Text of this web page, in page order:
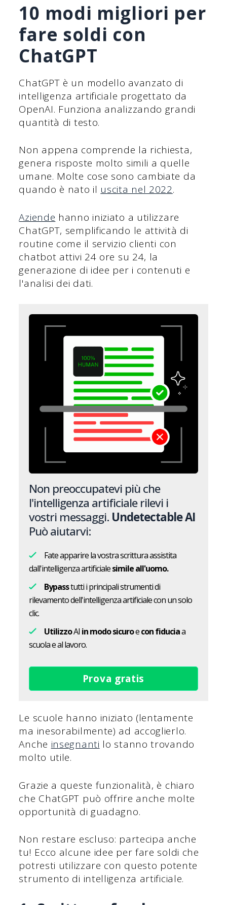
10 modi migliori per
fare soldi con
ChatGPT
ChatGPT è un modello avanzato di
intelligenza artificiale progettato da
OpenAI. Funziona analizzando grandi
quantità di testo.
Non appena comprende la richiesta,
genera risposte molto simili a quelle
umane. Molte cose sono cambiate da
quando è nato il uscita nel 2022.
Aziende hanno iniziato a utilizzare
ChatGPT, semplificando le attività di
routine come il servizio clienti con
chatbot attivi 24 ore su 24, la
generazione di idee per i contenuti e
l'analisi dei dati.
Non preoccupatevi più che
l'intelligenza artificiale rilevi i
vostri messaggi. Undetectable AI
Può aiutarvi:
Fate apparire la vostra scrittura assistita
dall'intelligenza artificialesimile all'uomo.
Bypasstutti i principali strumenti di
rilevamento dell'intelligenza artificiale con un solo
clic.
UtilizzoAI in modo sicuroecon fiduciaa
scuola e al lavoro.
Prova gratis
Le scuole hanno iniziato (lentamente
ma inesorabilmente) ad accoglierlo.
Anche insegnanti lo stanno trovando
molto utile.
Grazie a queste funzionalità, è chiaro
che ChatGPT può offrire anche molte
opportunità di guadagno.
Non restare escluso: partecipa anche
tu! Ecco alcune idee per fare soldi che
potresti utilizzare con questo potente
strumento di intelligenza artificiale.